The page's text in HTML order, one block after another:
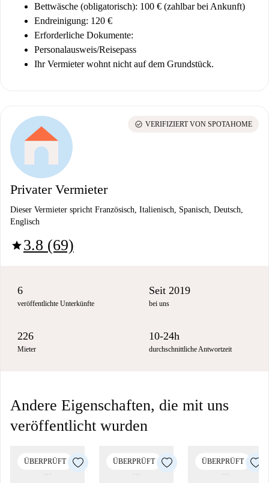
Bettwäsche (obligatorisch): 100 € (zahlbar bei Ankunft)
Endreinigung: 120 €
Erforderliche Dokumente:
Personalausweis/Reisepass
Ihr Vermieter wohnt nicht auf dem Grundstück.
Privater Vermieter
Dieser Vermieter spricht Französisch, Italienisch, Spanisch, Deutsch,
Englisch
star3.8 (69)
check_circle VERIFIZIERT VON SPOTAHOME
6
veröffentlichte Unterkünfte
Seit 2019
bei uns
226
Mieter
10-24h
durchschnittliche Antwortzeit
Andere Eigenschaften, die mit uns
veröffentlicht wurden
ÜBERPRÜFT ÜBERPRÜFT ÜBERPRÜFT